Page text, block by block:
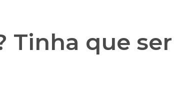
Tinha que ser